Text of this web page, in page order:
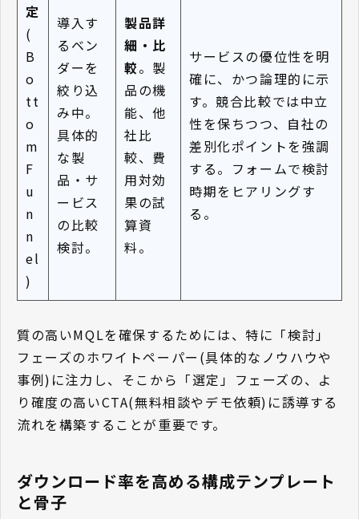
定
(
B
o
tt
o
m
F
u
n
n
el
)
導入す
るベン
ダーを
絞り込
み中。
具体的
な製
品・サ
ービス
の比較
検討。
製品詳
細・比
較。製
品の機
能、他
社比
較、費
用対効
果の試
算資
料。
サービスの優位性を明
確に、かつ論理的に示
す。競合比較では中立
性を保ちつつ、自社の
差別化ポイントを強調
する。フォームで検討
時期をヒアリングす
る。
質の高いMQLを確保するためには、特に「検討」
フェーズのホワイトペーパー(具体的なノウハウや
事例)に注力し、そこから「選定」フェーズの、よ
り確度の高いCTA(無料相談やデモ依頼)に誘導する
流れを構築することが重要です。
ダウンロード率を高める構成テンプレート
と骨子